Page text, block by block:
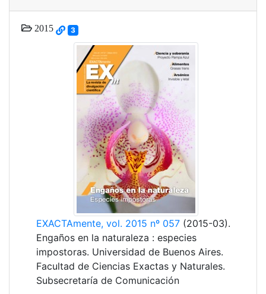
2015 3
EXACTAmente, vol. 2015 nº 057 (2015-03).
Engaños en la naturaleza : especies
impostoras. Universidad de Buenos Aires.
Facultad de Ciencias Exactas y Naturales.
Subsecretaría de Comunicación